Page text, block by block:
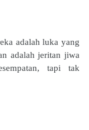
adalah luka yang
adalah jeritan jiwa
tapi tak